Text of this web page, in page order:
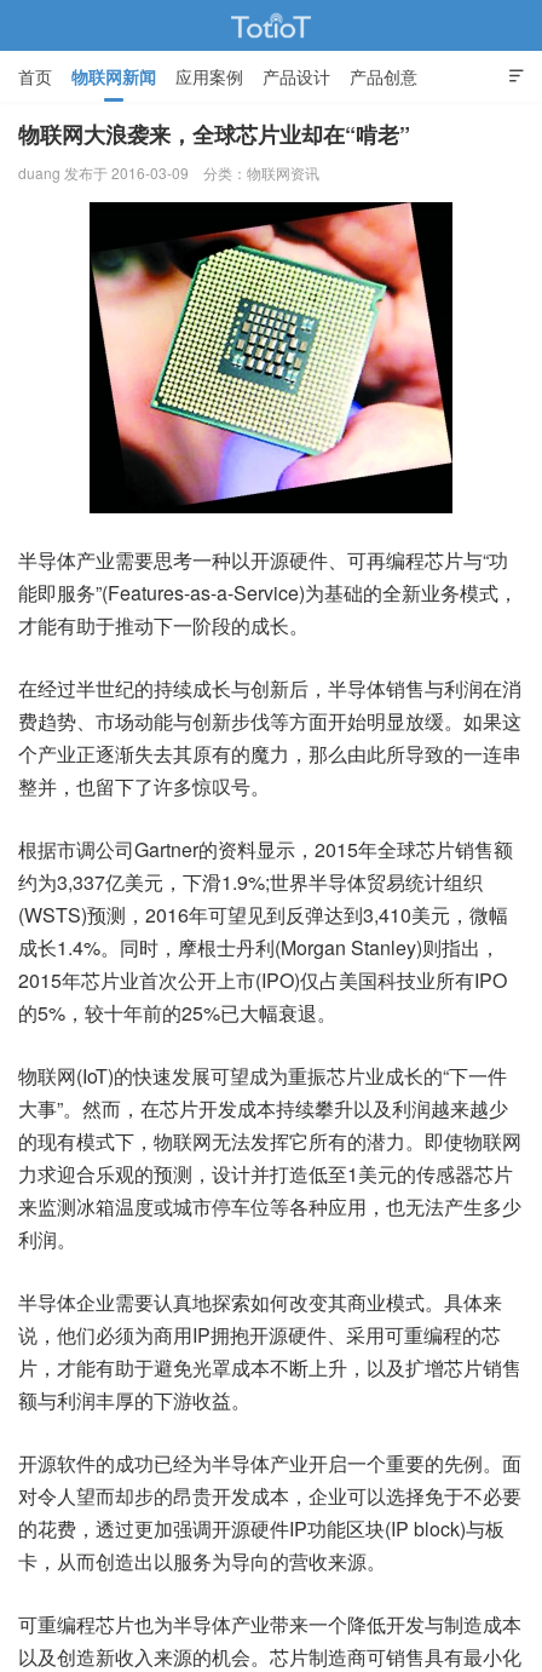
物联网的那些事 - Totiot

首页 物联网新闻 应用案例 产品设计 产品创意
智能家居
物联网大浪袭来，全球芯片业却在“啃老”
duang 发布于 2016-03-09 分类： 物联网资讯
半导体产业需要思考一种以开源硬件、可再编程芯片与“功
能即服务”(Features-as-a-Service)为基础的全新业务模式，
才能有助于推动下一阶段的成长。
在经过半世纪的持续成长与创新后，半导体销售与利润在消
费趋势、市场动能与创新步伐等方面开始明显放缓。如果这
个产业正逐渐失去其原有的魔力，那么由此所导致的一连串
整并，也留下了许多惊叹号。
根据市调公司Gartner的资料显示，2015年全球芯片销售额
约为3,337亿美元，下滑1.9%;世界半导体贸易统计组织
(WSTS)预测，2016年可望见到反弹达到3,410美元，微幅
成长1.4%。同时，摩根士丹利(Morgan Stanley)则指出，
2015年芯片业首次公开上市(IPO)仅占美国科技业所有IPO
的5%，较十年前的25%已大幅衰退。
物联网(IoT)的快速发展可望成为重振芯片业成长的“下一件
大事”。然而，在芯片开发成本持续攀升以及利润越来越少
的现有模式下，物联网无法发挥它所有的潜力。即使物联网
力求迎合乐观的预测，设计并打造低至1美元的传感器芯片
来监测冰箱温度或城市停车位等各种应用，也无法产生多少
利润。
半导体企业需要认真地探索如何改变其商业模式。具体来
说，他们必须为商用IP拥抱开源硬件、采用可重编程的芯
片，才能有助于避免光罩成本不断上升，以及扩增芯片销售
额与利润丰厚的下游收益。
开源软件的成功已经为半导体产业开启一个重要的先例。面
对令人望而却步的昂贵开发成本，企业可以选择免于不必要
的花费，透过更加强调开源硬件IP功能区块(IP block)与板
卡，从而创造出以服务为导向的营收来源。
可重编程芯片也为半导体产业带来一个降低开发与制造成本
以及创造新收入来源的机会。芯片制造商可销售具有最小化